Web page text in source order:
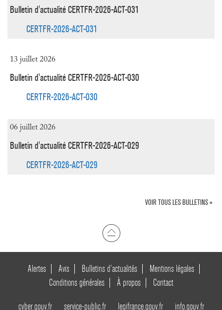
CERTFR-2026-ACT-031
Bulletin d'actualité CERTFR-2026-ACT-031
13 juillet 2026
CERTFR-2026-ACT-030
Bulletin d'actualité CERTFR-2026-ACT-030
06 juillet 2026
CERTFR-2026-ACT-029
Bulletin d'actualité CERTFR-2026-ACT-029
VOIR TOUS LES BULLETINS »
Alertes Avis Bulletins d’actualités
Mentions légales
Conditions générales
À propos Contact
cyber.gouv.fr service-public.fr legifrance.gouv.fr info.gouv.fr